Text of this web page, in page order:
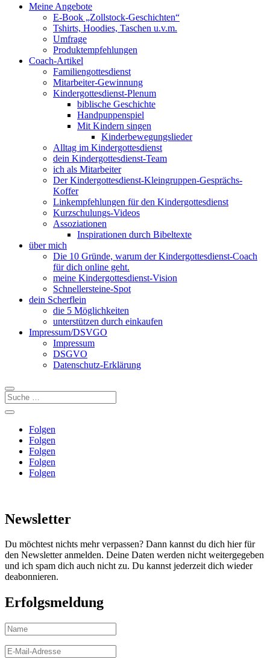
Meine Angebote
E-Book „Zollstock-Geschichten“
Tshirts, Hoodies, Taschen u.v.m.
Umfrage
Produktempfehlungen
Coach-Artikel
Familiengottesdienst
Mitarbeiter-Gewinnung
Kindergottesdienst-Plenum
biblische Geschichte
Handpuppenspiel
Mit Kindern singen
Kinderbewegungslieder
Alltag im Kindergottesdienst
dein Kindergottesdienst-Team
ich als Mitarbeiter
Der Kindergottesdienst-Kleingruppen-Gesprächs-
Koffer
Linkempfehlungen für den Kindergottesdienst
Kurzschulungs-Videos
Assoziationen
Inspirationen durch Bibeltexte
über mich
Die 10 Gründe, warum der Kindergottesdienst-Coach
für dich online geht.
meine Kindergottesdienst-Vision
Schnellersteine-Spot
dein Scherflein
die 5 Möglichkeiten
unterstützen durch einkaufen
Impressum/DSVGO
Impressum
DSGVO
Datenschutz-Erklärung
Folgen
Folgen
Folgen
Folgen
Folgen
Newsletter
Du möchtest nichts mehr verpassen? Dann kannst du dich hier für
den Newsletter anmelden. Deine Daten werden nicht weitergegeben
und ich spam dich auch nicht zu. Du kannst jederzeit dich wieder
deabonnieren.
Erfolgsmeldung